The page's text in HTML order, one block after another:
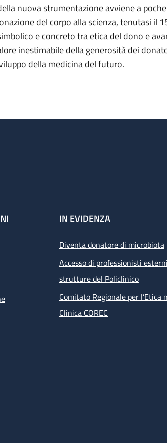
nuova strumentazione avviene a
del corpo alla scienza, tenutasi il
e concreto tra etica del dono e
inestimabile della generosità dei
della medicina del futuro.
IN EVIDENZA
Diventa donatore di microbiota
Accesso di professionisti
strutture del Policlinico
Comitato Regionale per l’Etica
Clinica COREC